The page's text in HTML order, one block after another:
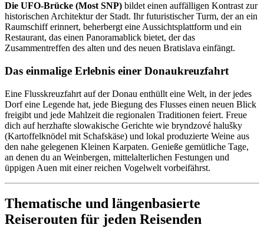
Die UFO-Brücke (Most SNP) bildet einen auffälligen Kontrast zur
historischen Architektur der Stadt. Ihr futuristischer Turm, der an ein
Raumschiff erinnert, beherbergt eine Aussichtsplattform und ein
Restaurant, das einen Panoramablick bietet, der das
Zusammentreffen des alten und des neuen Bratislava einfängt.
Das einmalige Erlebnis einer Donaukreuzfahrt
Eine Flusskreuzfahrt auf der Donau enthüllt eine Welt, in der jedes
Dorf eine Legende hat, jede Biegung des Flusses einen neuen Blick
freigibt und jede Mahlzeit die regionalen Traditionen feiert. Freue
dich auf herzhafte slowakische Gerichte wie bryndzové halušky
(Kartoffelknödel mit Schafskäse) und lokal produzierte Weine aus
den nahe gelegenen Kleinen Karpaten. Genieße gemütliche Tage,
an denen du an Weinbergen, mittelalterlichen Festungen und
üppigen Auen mit einer reichen Vogelwelt vorbeifährst.
Thematische und längenbasierte
Reiserouten für jeden Reisenden